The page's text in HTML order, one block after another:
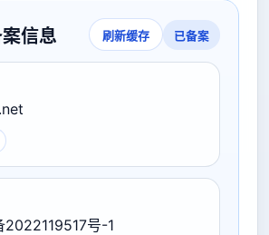
信息 刷新缓存 已备案
2022119517号-1